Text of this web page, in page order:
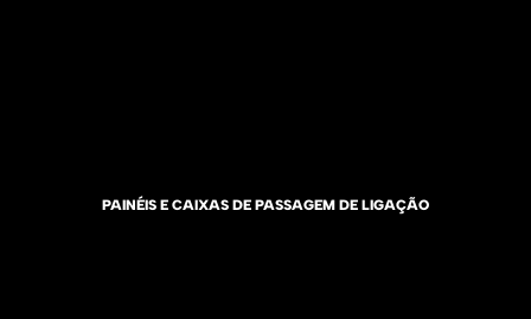
PAINÉIS E CAIXAS DE PASSAGEM DE LIGAÇÃO